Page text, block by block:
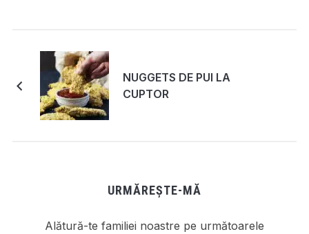
NUGGETS DE PUI LA
CUPTOR
URMĂREȘTE-MĂ
Alătură-te familiei noastre pe următoarele